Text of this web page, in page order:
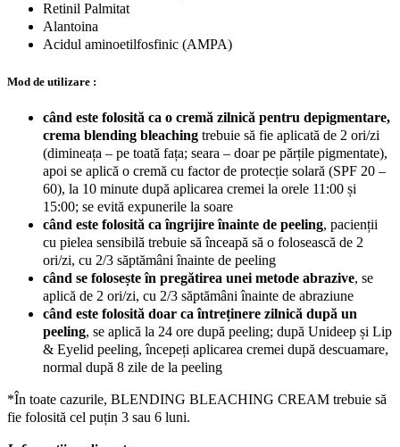
Retinil Palmitat
Alantoina
Acidul aminoetilfosfinic (AMPA)
Mod de utilizare :
când este folosită ca o cremă zilnică pentru depigmentare,
crema blending bleaching trebuie să fie aplicată de 2 ori/zi
(dimineața – pe toată fața; seara – doar pe părțile pigmentate),
apoi se aplică o cremă cu factor de protecție solară (SPF 20 –
60), la 10 minute după aplicarea cremei la orele 11:00 și
15:00; se evită expunerile la soare
când este folosită ca îngrijire înainte de peeling, pacienții
cu pielea sensibilă trebuie să înceapă să o folosească de 2
ori/zi, cu 2/3 săptămâni înainte de peeling
când se folosește în pregătirea unei metode abrazive, se
aplică de 2 ori/zi, cu 2/3 săptămâni înainte de abraziune
când este folosită doar ca întreținere zilnică după un
peeling, se aplică la 24 ore după peeling; după Unideep și Lip
& Eyelid peeling, începeți aplicarea cremei după descuamare,
normal după 8 zile de la peeling
*În toate cazurile, BLENDING BLEACHING CREAM trebuie să
fie folosită cel puțin 3 sau 6 luni.